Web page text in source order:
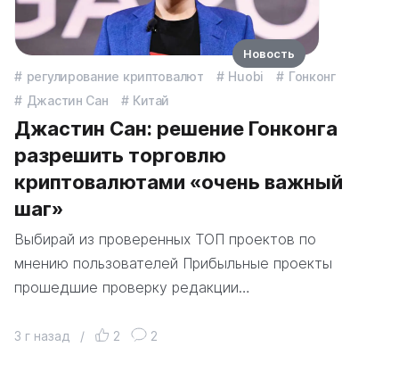
регулирование криптовалют Huobi
Гонконг
Джастин Сан
Китай
Джастин Сан: решение Гонконга
разрешить торговлю
криптовалютами «очень важный
шаг»
Выбирай из проверенных ТОП проектов по
мнению пользователей Прибыльные проекты
прошедшие проверку редакции…
3 г назад / 2 2
Новость